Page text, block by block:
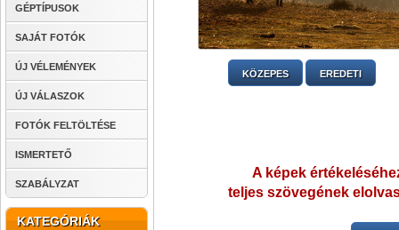
GÉPTÍPUSOK
SAJÁT FOTÓK
ÚJ VÉLEMÉNYEK
ÚJ VÁLASZOK
FOTÓK FELTÖLTÉSE
ISMERTETŐ
SZABÁLYZAT
KATEGÓRIÁK
KÖZEPES EREDETI
A képek
teljes szövegének